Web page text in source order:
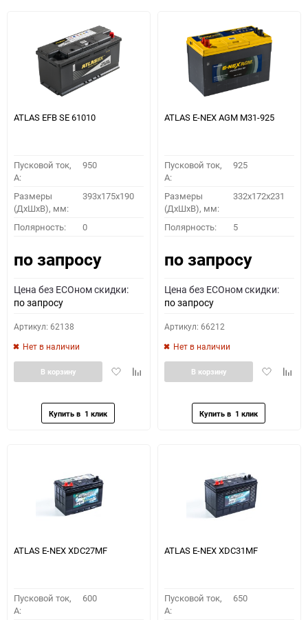
ATLAS EFB SE 61010
Пусковой ток,
A:
950
Размеры
(ДхШхВ), мм:
393x175x190
Полярность: 0
по запросу
Цена без ECOном скидки:
по запросу
Артикул: 62138
Нет в наличии
ДобавитьДобавить
В корзину
ATLAS E-NEX AGM M31-925
Пусковой ток,
A:
925
Размеры
(ДхШхВ), мм:
332х172х231
Полярность: 5
по запросу
Цена без ECOном скидки:
по запросу
Артикул: 66212
Нет в наличии
Добавить
В корзину
ATLAS E-NEX XDC27MF
Пусковой ток,
A:
600
ATLAS E-NEX XDC31MF
Пусковой ток,
A:
650